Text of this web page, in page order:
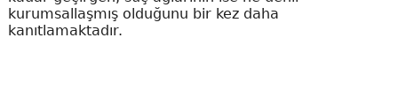
kurumsallaşmış olduğunu bir kez daha
kanıtlamaktadır.